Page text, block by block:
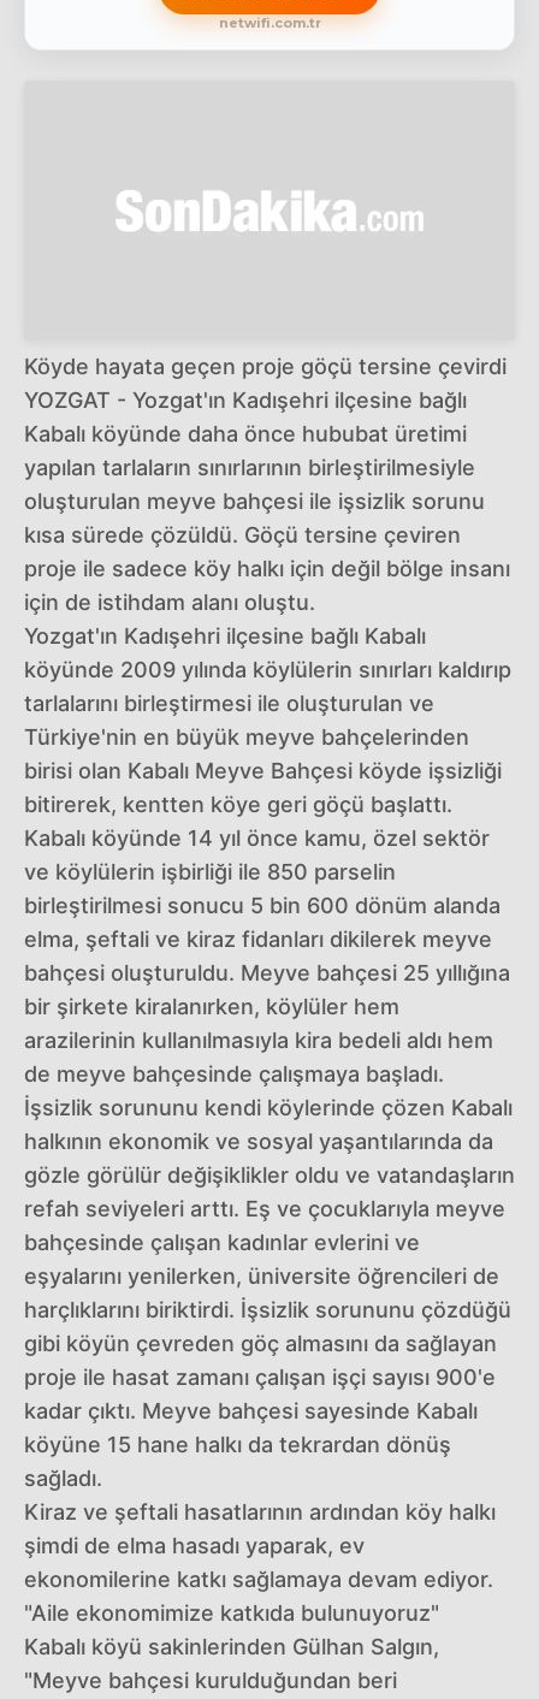
netwifi.com.tr
Köyde hayata geçen proje göçü tersine çevirdi
YOZGAT - Yozgat'ın Kadışehri ilçesine bağlı
Kabalı köyünde daha önce hububat üretimi
yapılan tarlaların sınırlarının birleştirilmesiyle
oluşturulan meyve bahçesi ile işsizlik sorunu
kısa sürede çözüldü. Göçü tersine çeviren
proje ile sadece köy halkı için değil bölge insanı
için de istihdam alanı oluştu.
Yozgat'ın Kadışehri ilçesine bağlı Kabalı
köyünde 2009 yılında köylülerin sınırları kaldırıp
tarlalarını birleştirmesi ile oluşturulan ve
Türkiye'nin en büyük meyve bahçelerinden
birisi olan Kabalı Meyve Bahçesi köyde işsizliği
bitirerek, kentten köye geri göçü başlattı.
Kabalı köyünde 14 yıl önce kamu, özel sektör
ve köylülerin işbirliği ile 850 parselin
birleştirilmesi sonucu 5 bin 600 dönüm alanda
elma, şeftali ve kiraz fidanları dikilerek meyve
bahçesi oluşturuldu. Meyve bahçesi 25 yıllığına
bir şirkete kiralanırken, köylüler hem
arazilerinin kullanılmasıyla kira bedeli aldı hem
de meyve bahçesinde çalışmaya başladı.
İşsizlik sorununu kendi köylerinde çözen Kabalı
halkının ekonomik ve sosyal yaşantılarında da
gözle görülür değişiklikler oldu ve vatandaşların
refah seviyeleri arttı. Eş ve çocuklarıyla meyve
bahçesinde çalışan kadınlar evlerini ve
eşyalarını yenilerken, üniversite öğrencileri de
harçlıklarını biriktirdi. İşsizlik sorununu çözdüğü
gibi köyün çevreden göç almasını da sağlayan
proje ile hasat zamanı çalışan işçi sayısı 900'e
kadar çıktı. Meyve bahçesi sayesinde Kabalı
köyüne 15 hane halkı da tekrardan dönüş
sağladı.
Kiraz ve şeftali hasatlarının ardından köy halkı
şimdi de elma hasadı yaparak, ev
ekonomilerine katkı sağlamaya devam ediyor.
"Aile ekonomimize katkıda bulunuyoruz"
Kabalı köyü sakinlerinden Gülhan Salgın,
"Meyve bahçesi kurulduğundan beri